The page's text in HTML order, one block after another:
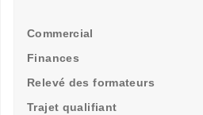
Commercial
Finances
Relevé des formateurs
Trajet qualifiant